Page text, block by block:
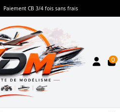
Paiement CB 3/4 fois sans frais
0